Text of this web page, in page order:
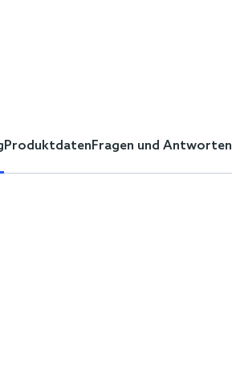
Produktdaten Fragen und Antworten